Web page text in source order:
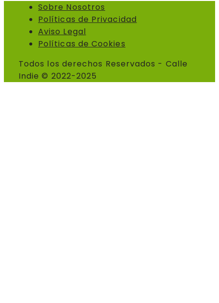
Sobre Nosotros
Políticas de Privacidad
Aviso Legal
Políticas de Cookies
Todos los derechos Reservados - Calle
Indie © 2022-2025